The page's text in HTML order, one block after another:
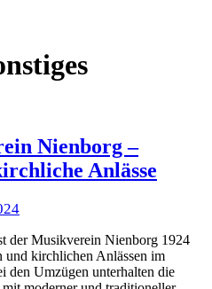
Nienborg –
Anlässe
der Musikverein Nienborg 1924
und kirchlichen Anlässen im
den Umzügen unterhalten die